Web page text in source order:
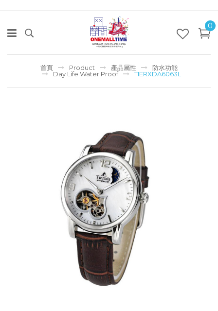
0
首頁 Product 產品屬性
防水功能
Day Life Water Proof
TIERXDA6063L